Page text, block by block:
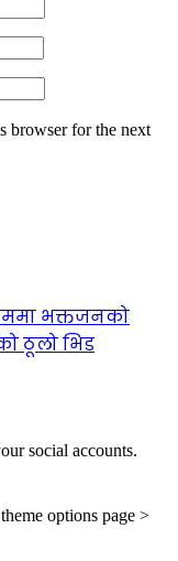
browser for the next
भक्तजनको
ठूलो भिड
social accounts.
options page >